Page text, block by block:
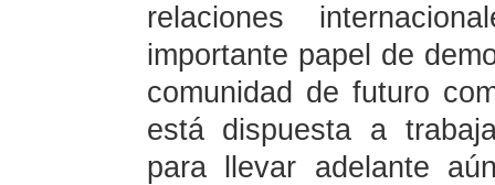
relaciones
importante papel de
comunidad de futuro
está dispuesta a
para llevar adelante